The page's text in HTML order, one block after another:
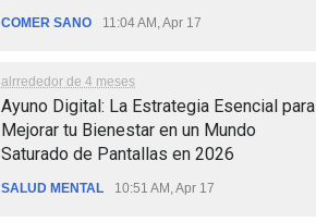
COMER SANO 11:04 AM, Apr 17
alrrededor de 4 meses
Ayuno Digital: La Estrategia Esencial para
Mejorar tu Bienestar en un Mundo
Saturado de Pantallas en 2026
SALUD MENTAL 10:51 AM, Apr 17